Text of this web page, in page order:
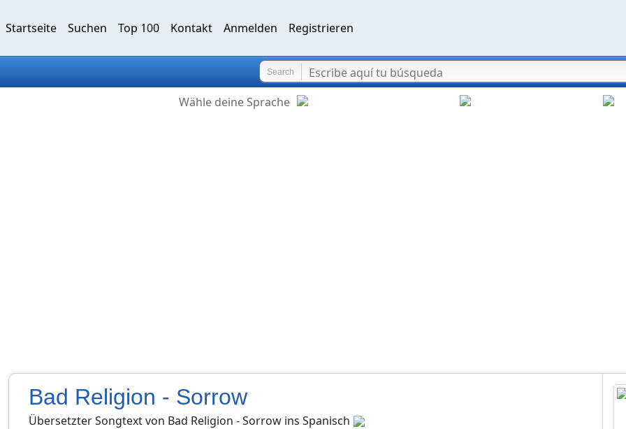
Startseite Suchen Top 100 Kontakt Anmelden Registrieren
Search
Wähle deine Sprache
Bad Religion - Sorrow
Übersetzter Songtext von Bad Religion -Sorrow ins Spanisch